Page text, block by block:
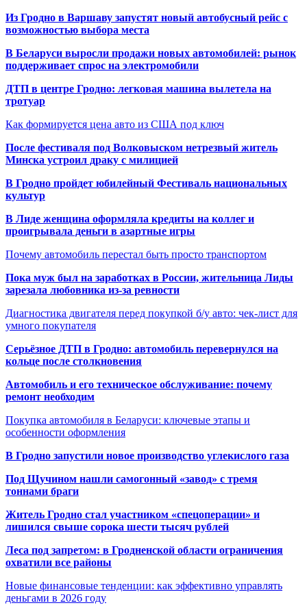
Из Гродно в Варшаву запустят новый автобусный рейс с
возможностью выбора места
В Беларуси выросли продажи новых автомобилей: рынок
поддерживает спрос на электромобили
ДТП в центре Гродно: легковая машина вылетела на
тротуар
Как формируется цена авто из США под ключ
После фестиваля под Волковыском нетрезвый житель
Минска устроил драку с милицией
В Гродно пройдет юбилейный Фестиваль национальных
культур
В Лиде женщина оформляла кредиты на коллег и
проигрывала деньги в азартные игры
Почему автомобиль перестал быть просто транспортом
Пока муж был на заработках в России, жительница Лиды
зарезала любовника из-за ревности
Диагностика двигателя перед покупкой б/у авто: чек-лист для
умного покупателя
Серьёзное ДТП в Гродно: автомобиль перевернулся на
кольце после столкновения
Автомобиль и его техническое обслуживание: почему
ремонт необходим
Покупка автомобиля в Беларуси: ключевые этапы и
особенности оформления
В Гродно запустили новое производство углекислого газа
Под Щучином нашли самогонный «завод» с тремя
тоннами браги
Житель Гродно стал участником «спецоперации» и
лишился свыше сорока шести тысяч рублей
Леса под запретом: в Гродненской области ограничения
охватили все районы
Новые финансовые тенденции: как эффективно управлять
деньгами в 2026 году